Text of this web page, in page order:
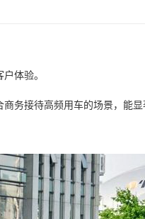
体验。
务接待高频用车的场景，能